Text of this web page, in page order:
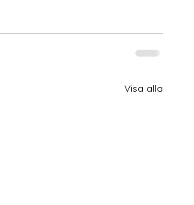
Visa alla